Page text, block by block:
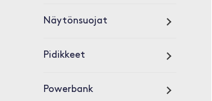
Näytönsuojat
Pidikkeet
Powerbank